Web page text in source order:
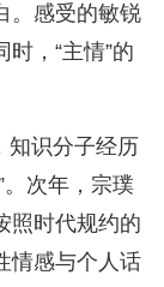
。感受的敏锐
，“主情”的
知识分子经历
。次年，宗璞
照时代规约的
情感与个人话